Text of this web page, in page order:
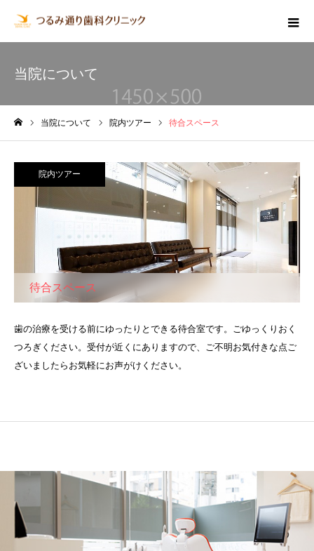
当院について
当院について 院内ツアー 待合スペース
院内ツアー
待合スペース
歯の治療を受ける前にゆったりとできる待合室です。ごゆっくりおく
つろぎください。受付が近くにありますので、ご不明お気付きな点ご
ざいましたらお気軽にお声がけください。